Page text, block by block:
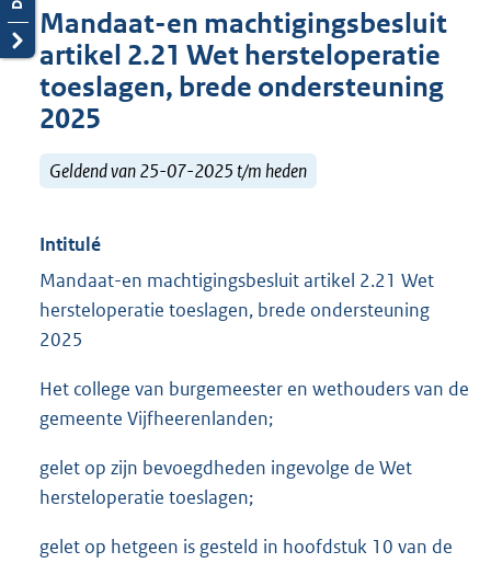
Mandaat-en machtigingsbesluit
artikel 2.21 Wet hersteloperatie
toeslagen, brede ondersteuning
2025
Geldend van 25-07-2025 t/m heden
Intitulé
Mandaat-en machtigingsbesluit artikel 2.21 Wet
hersteloperatie toeslagen, brede ondersteuning
2025
Het college van burgemeester en wethouders van de
gemeente Vijfheerenlanden;
gelet op zijn bevoegdheden ingevolge de Wet
hersteloperatie toeslagen;
gelet op hetgeen is gesteld in hoofdstuk 10 van de